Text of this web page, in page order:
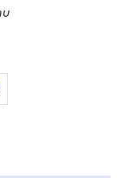
par email